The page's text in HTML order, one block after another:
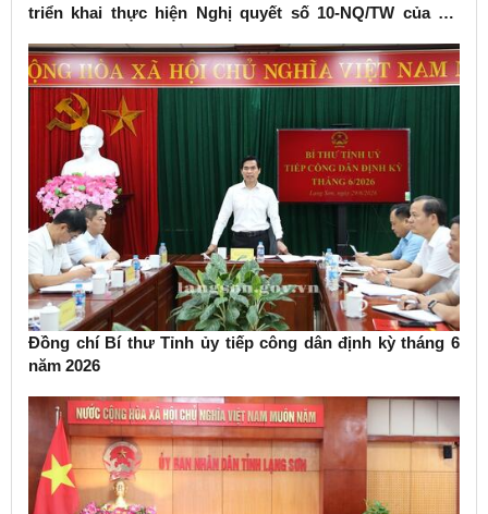
triển khai thực hiện Nghị quyết số 10-NQ/TW của Bộ
Đồng chí Bí thư Tỉnh ủy tiếp công dân định kỳ tháng 6
năm 2026